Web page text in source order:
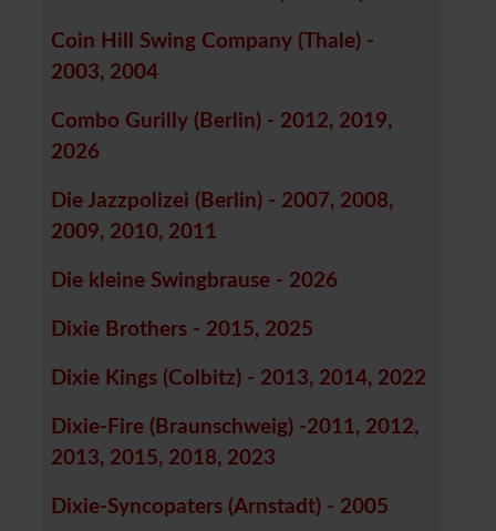
Coin Hill Swing Company (Thale) -
2003, 2004
Combo Gurilly (Berlin) - 2012, 2019,
2026
Die Jazzpolizei (Berlin) - 2007, 2008,
2009, 2010, 2011
Die kleine Swingbrause - 2026
Dixie Brothers - 2015, 2025
Dixie Kings (Colbitz) - 2013, 2014, 2022
Dixie-Fire (Braunschweig) -2011, 2012,
2013, 2015, 2018, 2023
Dixie-Syncopaters (Arnstadt) - 2005